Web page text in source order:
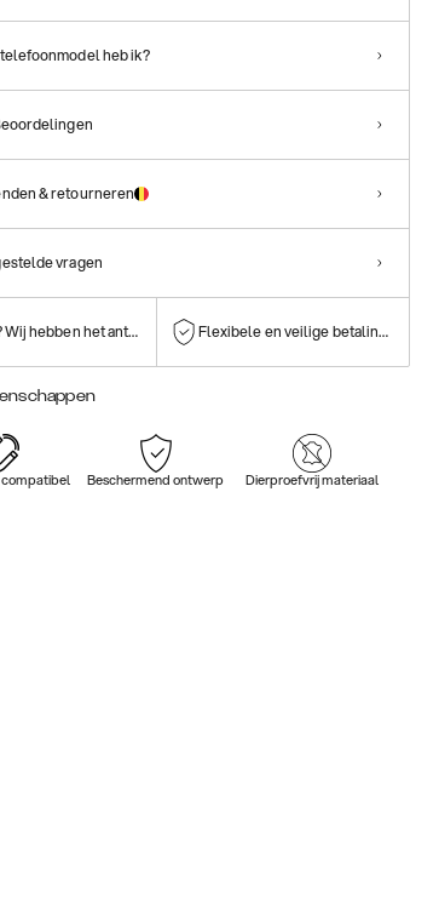
heb ik?
& retourneren
vragen
Wij hebben het antwoord! Flexibele en veilige betalingen
Beschermend ontwerp Dierproefvrij materiaal